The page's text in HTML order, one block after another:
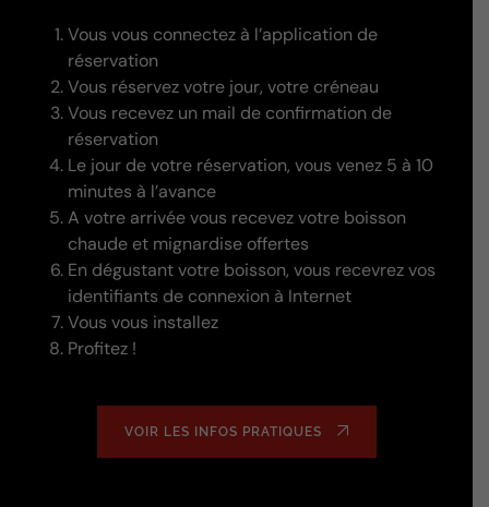
Vous vous connectez à l’application de
réservation
Vous réservez votre jour, votre créneau
Vous recevez un mail de confirmation de
réservation
Le jour de votre réservation, vous venez 5 à 10
minutes à l’avance
A votre arrivée vous recevez votre boisson
chaude et mignardise offertes
En dégustant votre boisson, vous recevrez vos
identifiants de connexion à Internet
Vous vous installez
Profitez !
VOIR LES INFOS PRATIQUES